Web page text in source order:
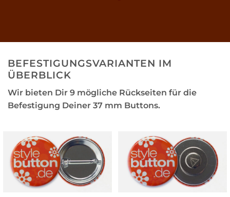
BEFESTIGUNGSVARIANTEN IM
ÜBERBLICK
Wir bieten Dir 9 mögliche Rückseiten für die
Befestigung Deiner 37 mm Buttons.